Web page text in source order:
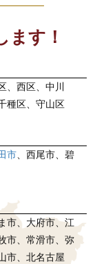
ます！
、西区、中川
種区、守山区
市、西尾市、碧
市、大府市、江
市、常滑市、弥
市、北名古屋